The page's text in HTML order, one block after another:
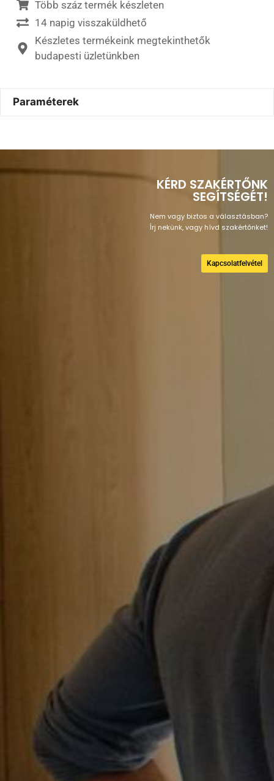
Több száz termék készleten
14 napig visszaküldhető
Készletes termékeink megtekinthetők
budapesti üzletünkben
Paraméterek
KÉRD SZAKÉRTŐNK
SEGÍTSÉGÉT!
Nem vagy biztos a választásban?
Írj nekünk, vagy hívd szakértőnket!
Kapcsolatfelvétel